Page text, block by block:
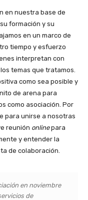
en nuestra base de
formación y su
en un marco de
tiempo y esfuerzo
interpretan con
temas que tratamos.
como sea posible y
de arena para
como asociación. Por
para unirse a nosotras
reunión onlinepara
y entender la
de colaboración.
en noviembre
de